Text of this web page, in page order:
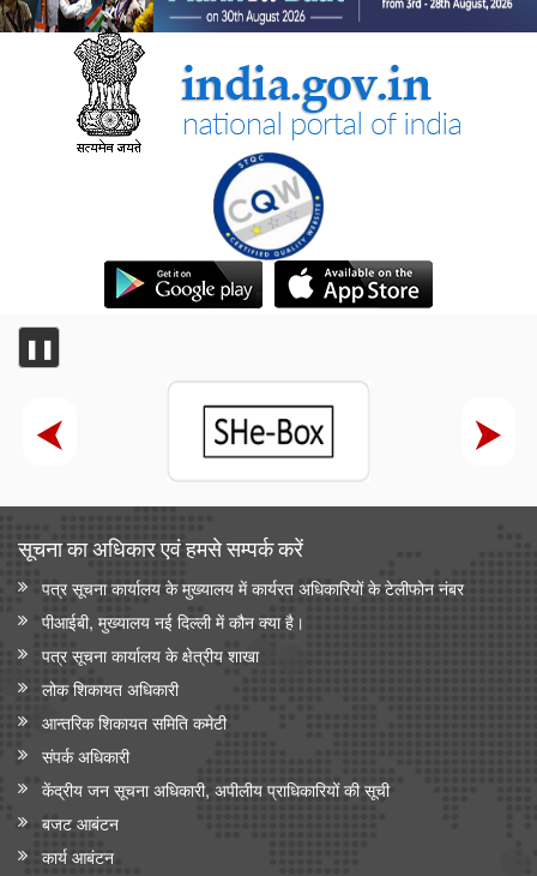
❚❚
सूचना का अधिकार एवं हमसे सम्‍पर्क करें
पत्र सूचना कार्यालय के मुख्यालय में कार्यरत अधिकारियों के टेलीफोन नंबर
पीआईबी, मुख्यालय नई दिल्ली में कौन क्या है।
पत्र सूचना कार्यालय के क्षेत्रीय शाखा
लोक शिकायत अधिकारी
आन्‍तरिक शिकायत समिति कमेटी
संपर्क अधिकारी
केंद्रीय जन सूचना अधिकारी, अपीलीय प्राधिकारियों की सूची
बजट आबंटन
कार्य आबंटन